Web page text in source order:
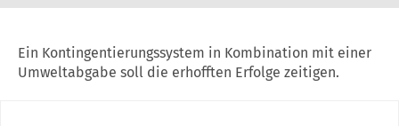
Ein Kontingentierungssystem in Kombination mit einer
Umweltabgabe soll die erhofften Erfolge zeitigen.